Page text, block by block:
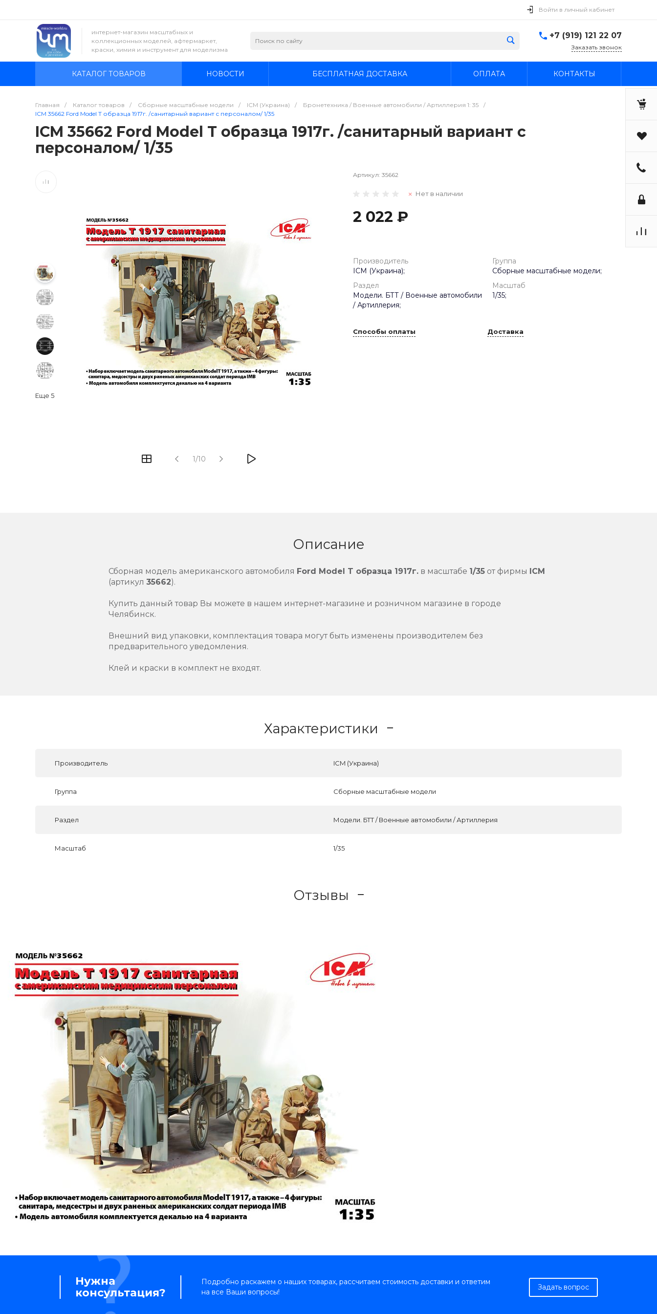
Войти в личный кабинет
интернет-магазин масштабных и
коллекционных моделей, афтермаркет,
краски, химия и инструмент для моделизма
+7 (919) 121 22 07
Заказать звонок
КАТАЛОГ ТОВАРОВ НОВОСТИ БЕСПЛАТНАЯ ДОСТАВКА ОПЛАТА КОНТАКТЫ
Главная / Каталог товаров / Сборные масштабные модели / ICM (Украина) / Бронетехника / Военные автомобили / Артиллерия 1: 35
/
ICM 35662 Ford Model T образца 1917г. /санитарный вариант с персоналом/ 1/35
ICM 35662 Ford Model T образца 1917г. /санитарный вариант с
персоналом/ 1/35
Еще 5
1/10
Артикул: 35662
Нет в наличии
2 022 ₽
Производитель
ICM (Украина);
Группа
Сборные масштабные модели;
Раздел
Модели. БТТ / Военные автомобили
/ Артиллерия;
Масштаб
1/35;
Способы оплаты Доставка
Описание
Сборная модель американского автомобиля Ford Model T образца 1917г. в масштабе 1/35 от фирмы ICM
(артикул 35662).
Купить данный товар Вы можете в нашем интернет-магазине и розничном магазине в городе
Челябинск.
Внешний вид упаковки, комплектация товара могут быть изменены производителем без
предварительного уведомления.
Клей и краски в комплект не входят.
Характеристики
Производитель ICM (Украина)
Группа Сборные масштабные модели
Раздел Модели. БТТ / Военные автомобили / Артиллерия
Масштаб 1/35
Отзывы
Нужна
консультация?
Подробно раскажем о наших товарах, рассчитаем стоимость доставки и ответим
на все Ваши вопросы!
Задать вопрос